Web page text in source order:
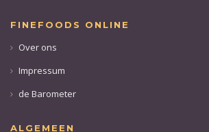
FINEFOODS ONLINE
Over ons
Impressum
de Barometer
ALGEMEEN